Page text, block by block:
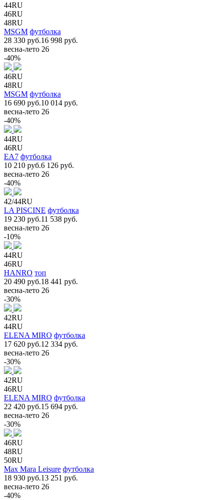
44RU
46RU
48RU
MSGM футболка
28 330 руб.16 998 руб.
весна-лето 26
-40%
46RU
48RU
MSGM футболка
16 690 руб.10 014 руб.
весна-лето 26
-40%
44RU
46RU
EA7 футболка
10 210 руб.6 126 руб.
весна-лето 26
-40%
42/44RU
LA PISCINE футболка
19 230 руб.11 538 руб.
весна-лето 26
-10%
44RU
46RU
HANRO топ
20 490 руб.18 441 руб.
весна-лето 26
-30%
42RU
44RU
ELENA MIRO футболка
17 620 руб.12 334 руб.
весна-лето 26
-30%
42RU
46RU
ELENA MIRO футболка
22 420 руб.15 694 руб.
весна-лето 26
-30%
46RU
48RU
50RU
Max Mara Leisure футболка
18 930 руб.13 251 руб.
весна-лето 26
-40%